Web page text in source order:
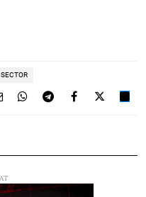
SECTOR